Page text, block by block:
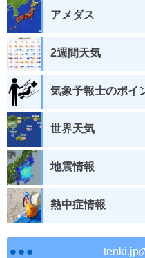
アメダス
2週間天気
気象予報士のポイ
世界天気
地震情報
熱中症情報
tenki.jp